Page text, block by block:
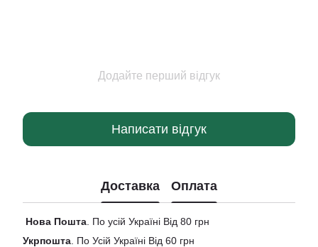
Додайте перший відгук
Написати відгук
Доставка Оплата
Нова Пошта . По усій Україні Від 80 грн
Укрпошта . По Усій Україні Від 60 грн